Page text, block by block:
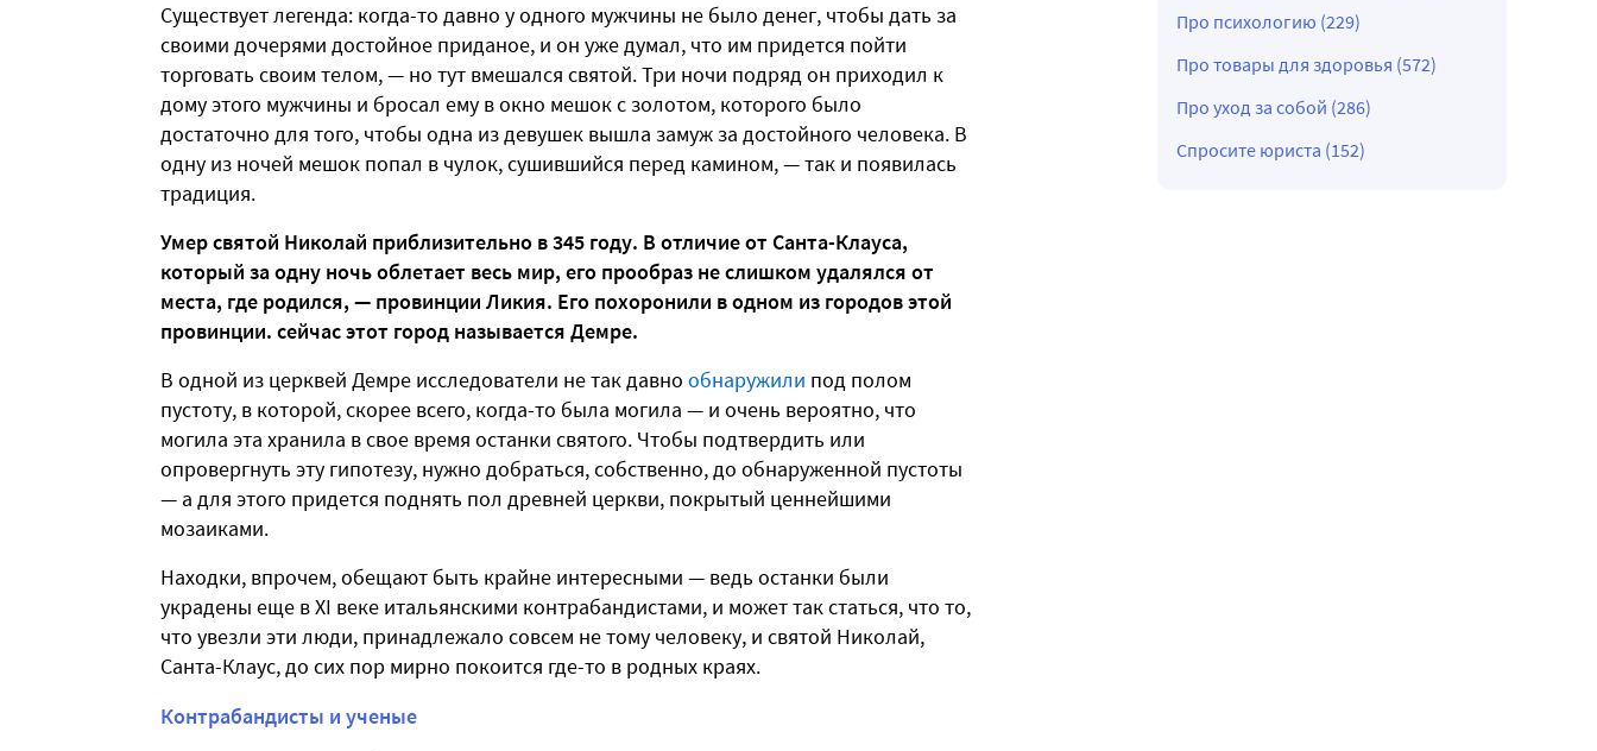
Существует легенда: когда-то давно у одного мужчины не было денег, чтобы дать за
своими дочерями достойное приданое, и он уже думал, что им придется пойти
торговать своим телом, — но тут вмешался святой. Три ночи подряд он приходил к
дому этого мужчины и бросал ему в окно мешок с золотом, которого было
достаточно для того, чтобы одна из девушек вышла замуж за достойного человека. В
одну из ночей мешок попал в чулок, сушившийся перед камином, — так и появилась
традиция.
Умер святой Николай приблизительно в 345 году. В отличие от Санта-Клауса,
который за одну ночь облетает весь мир, его прообраз не слишком удалялся от
места, где родился, — провинции Ликия. Его похоронили в одном из городов этой
провинции. сейчас этот город называется Демре.
В одной из церквей Демре исследователи не так давно обнаружили под полом
пустоту, в которой, скорее всего, когда-то была могила — и очень вероятно, что
могила эта хранила в свое время останки святого. Чтобы подтвердить или
опровергнуть эту гипотезу, нужно добраться, собственно, до обнаруженной пустоты
— а для этого придется поднять пол древней церкви, покрытый ценнейшими
мозаиками.
Находки, впрочем, обещают быть крайне интересными — ведь останки были
украдены еще в XI веке итальянскими контрабандистами, и может так статься, что то,
что увезли эти люди, принадлежало совсем не тому человеку, и святой Николай,
Санта-Клаус, до сих пор мирно покоится где-то в родных краях.
Контрабандисты и ученые
Про психологию (229)
Про товары для здоровья (572)
Про уход за собой (286)
Спросите юриста (152)